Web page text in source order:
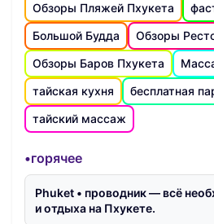
Обзоры Пляжей Пхукета
Большой Будда
Обзоры
Обзоры Баров Пхукета
тайская кухня
бесплатная
тайский массаж
•горячее
Phuket • проводник — всё
и отдыха на Пхукете.